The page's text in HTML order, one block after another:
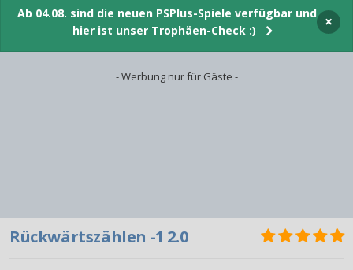
Ab 04.08. sind die neuen PSPlus-Spiele verfügbar und
hier ist unser Trophäen-Check :)
×
- Werbung nur für Gäste -
Rückwärtszählen -1 2.0